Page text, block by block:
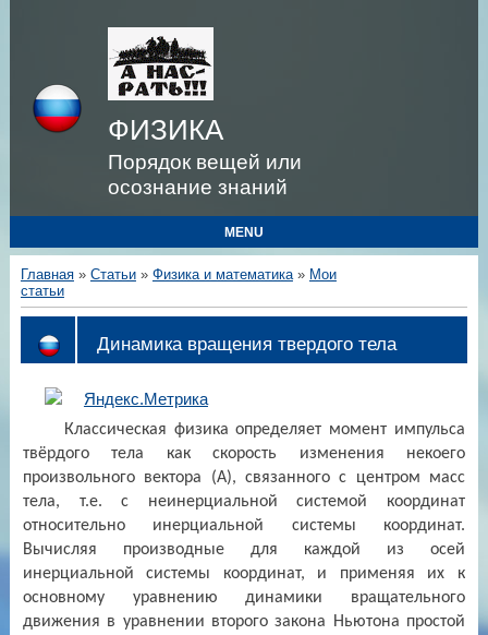
ФИЗИКА
Порядок вещей или
осознание знаний
MENU
Главная» Статьи» Физика и математика» Мои
статьи
Динамика вращения твердого тела
Классическая физика определяет момент импульса
твёрдого тела как скорость изменения некоего
произвольного вектора (А), связанного с центром масс
тела, т.е. с неинерциальной системой координат
относительно инерциальной системы координат.
Вычисляя производные для каждой из осей
инерциальной системы координат, и применяя их к
основному уравнению динамики вращательного
движения в уравнении второго закона Ньютона простой